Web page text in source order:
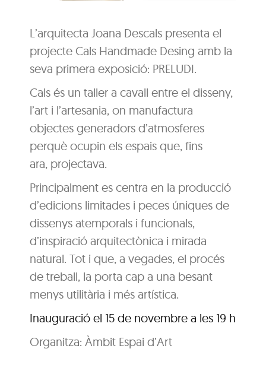
L’arquitecta Joana Descals presenta el
projecte Cals Handmade Desing amb la
seva primera exposició: PRELUDI.
Cals és un taller a cavall entre el disseny,
l’art i l’artesania, on manufactura
objectes generadors d’atmosferes
perquè ocupin els espais que, fins
ara, projectava.
Principalment es centra en la producció
d’edicions limitades i peces úniques de
dissenys atemporals i funcionals,
d’inspiració arquitectònica i mirada
natural. Tot i que, a vegades, el procés
de treball, la porta cap a una besant
menys utilitària i més artística.
Inauguració el 15 de novembre a les 19 h
Organitza: Àmbit Espai d’Art